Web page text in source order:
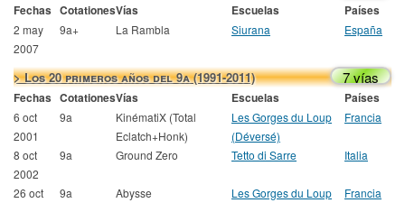
Fechas CotationesVías Escuelas Países
2 may
2007
9a+ La Rambla Siurana España
> Los 20 primeros años del 9a (1991-2011) 7 vías
Fechas CotationesVías Escuelas Países
6 oct
2001
9a
KinématiX (Total
Eclatch+Honk)
Les Gorges du Loup
(Déversé)
Francia
8 oct
2002
9a Ground Zero Tetto di Sarre Italia
26 oct
9a Abysse
Les Gorges du Loup
Francia